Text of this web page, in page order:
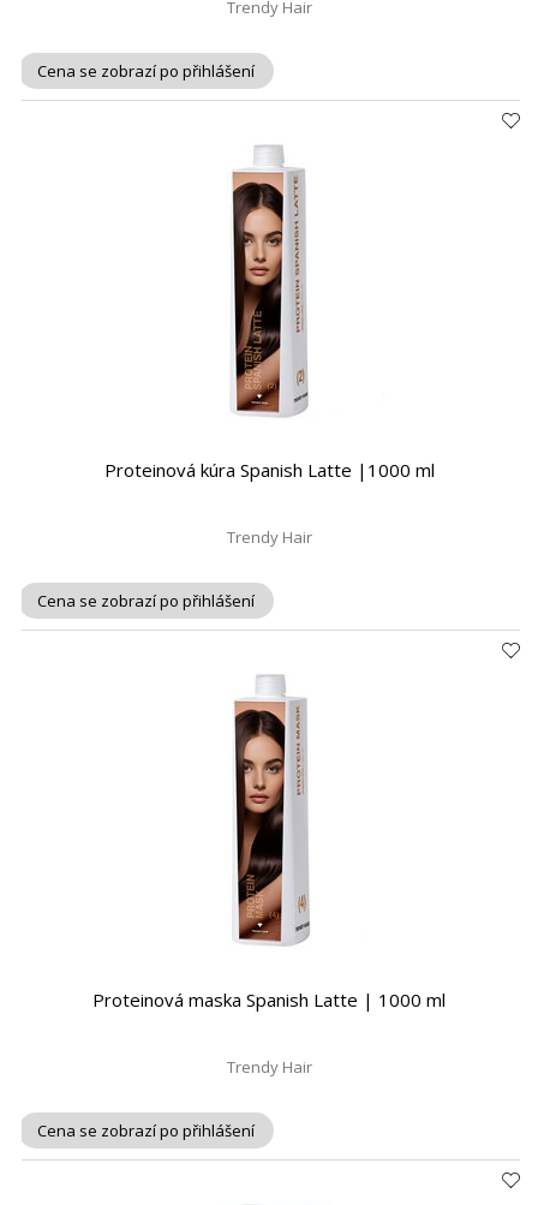
Trendy Hair
Cena se zobrazí po přihlášení
Proteinová kúra Spanish Latte |1000 ml
Trendy Hair
Cena se zobrazí po přihlášení
Proteinová maska Spanish Latte | 1000 ml
Trendy Hair
Cena se zobrazí po přihlášení